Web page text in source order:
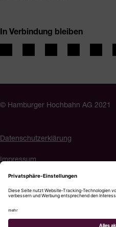
In Verbindung bleiben
© Hamburger Hochbahn AG 2021
Datenschutzerklärung
Impressum
Barrierefreiheit
Cookie-Einstellungen